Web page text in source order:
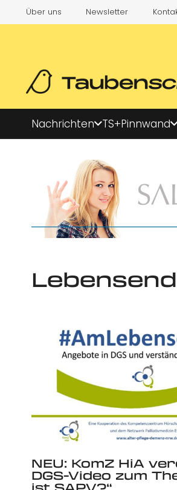
Über uns Newsletter
Nachrichten TS+Pinnwand
NEU: KomZ HiA
DGS-Video zum